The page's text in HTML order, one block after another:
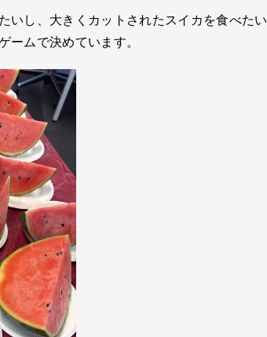
いし、大きくカットされたスイカを食べた
ームで決めています。